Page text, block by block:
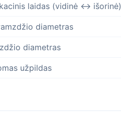
laidas (vidinė ↔ išorinė)
diametras
diametras
užpildas